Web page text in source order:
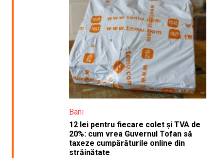
Bani
12 lei pentru fiecare colet și TVA de
20%: cum vrea Guvernul Tofan să
taxeze cumpărăturile online din
străinătate